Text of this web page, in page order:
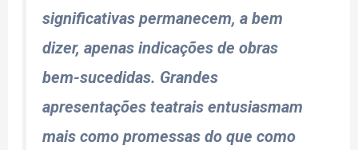
significativas permanecem, a bem
dizer, apenas indicações de obras
bem-sucedidas. Grandes
apresentações teatrais entusiasmam
mais como promessas do que como